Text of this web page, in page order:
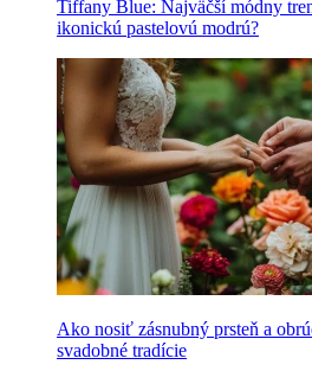
Tiffany Blue: Najväčší módny
ikonickú pastelovú modrú?
Ako nosiť zásnubný prsteň a
svadobné tradície